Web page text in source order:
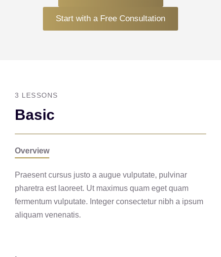
Start with a Free Consultation
3 LESSONS
Basic
Overview
Praesent cursus justo a augue vulputate, pulvinar
pharetra est laoreet. Ut maximus quam eget quam
fermentum vulputate. Integer consectetur nibh a ipsum
aliquam venenatis.